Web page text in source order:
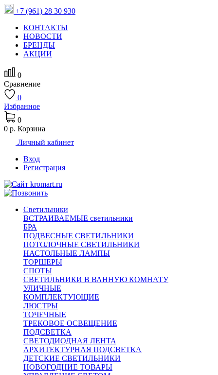
+7 (961) 28 30 930
КОНТАКТЫ
НОВОСТИ
БРЕНДЫ
АКЦИИ
0
Сравнение
0
Избранное
0
0 р. Корзина
Личный кабинет
Вход
Регистрация
Светильники
ВСТРАИВАЕМЫЕ светильники
БРА
ПОДВЕСНЫЕ СВЕТИЛЬНИКИ
ПОТОЛОЧНЫЕ СВЕТИЛЬНИКИ
НАСТОЛЬНЫЕ ЛАМПЫ
ТОРШЕРЫ
СПОТЫ
СВЕТИЛЬНИКИ В ВАННУЮ КОМНАТУ
УЛИЧНЫЕ
КОМПЛЕКТУЮЩИЕ
ЛЮСТРЫ
ТОЧЕЧНЫЕ
ТРЕКОВОЕ ОСВЕЩЕНИЕ
ПОДСВЕТКА
СВЕТОДИОДНАЯ ЛЕНТА
АРХИТЕКТУРНАЯ ПОДСВЕТКА
ДЕТСКИЕ СВЕТИЛЬНИКИ
НОВОГОДНИЕ ТОВАРЫ